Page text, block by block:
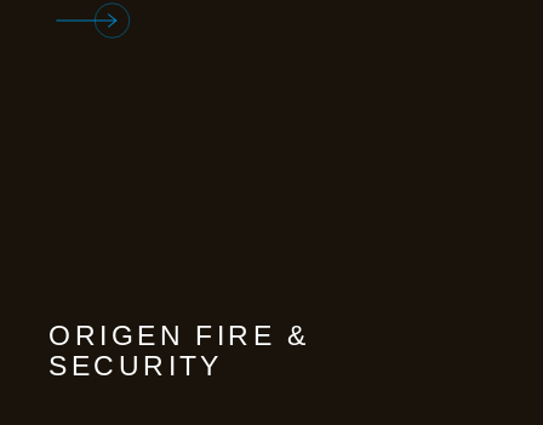
ORIGEN FIRE &
SECURITY